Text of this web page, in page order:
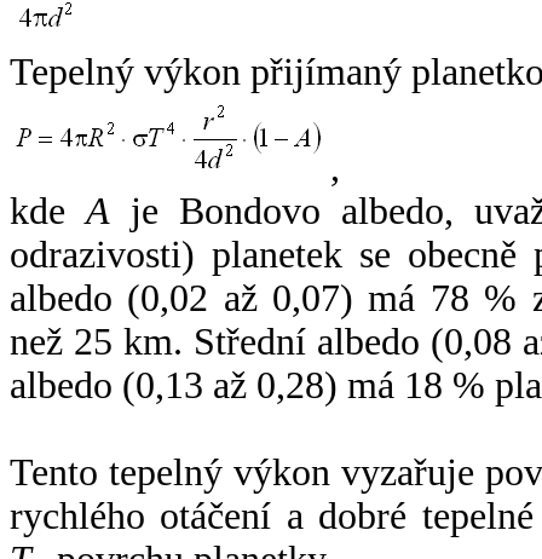
Tepelný výkon přijímaný
,
kdeA je Bondovo albedo,
odrazivosti) planetek se
albedo (0,02 až 0,07) má 78 %
než 25 km. Střední albedo (0,08
albedo (0,13 až 0,28) má 18 %
Tento tepelný výkon vyzařuje
rychlého otáčení a dobré